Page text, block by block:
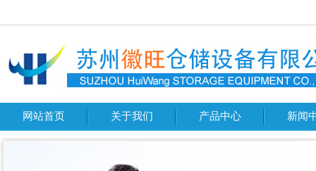
网站首页 关于我们 产品中心 新闻